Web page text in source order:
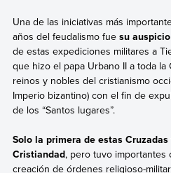
Una de las iniciativas más
años del feudalismo fue su
de estas expediciones militares a
que hizo el papa Urbano II a toda la
reinos y nobles del cristianismo
Imperio bizantino) con el fin de
de los “Santos lugares”.
Solo la primera de estas
Cristiandad, pero tuvo importantes
creación de órdenes religioso-